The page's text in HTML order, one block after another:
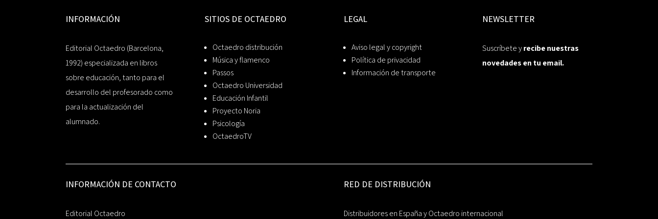
INFORMACIÓN
Editorial Octaedro (Barcelona,
1992) especializada en libros
sobre educación, tanto para el
desarrollo del profesorado como
para la actualización del
alumnado.
SITIOS DE OCTAEDRO
Octaedro distribución
Música y flamenco
Passos
Octaedro Universidad
Educación Infantil
Proyecto Noria
Psicología
OctaedroTV
LEGAL
Aviso legal y copyright
Política de privacidad
Información de transporte
NEWSLETTER
Suscríbete yrecibe nuestras
novedades en tu email.
INFORMACIÓN DE CONTACTO
Editorial Octaedro
RED DE DISTRIBUCIÓN
Distribuidores en España y Octaedro internacional